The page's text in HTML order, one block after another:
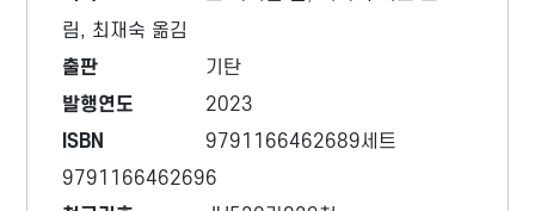
림, 최재숙 옮김
출판
기탄
발행연도
2023
ISBN
9791166462689세트
9791166462696